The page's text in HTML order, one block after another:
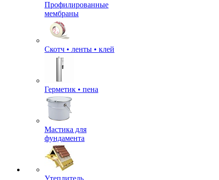
Профилированные
мембраны
Скотч • ленты • клей
Герметик • пена
Мастика для
фундамента
Утеплитель